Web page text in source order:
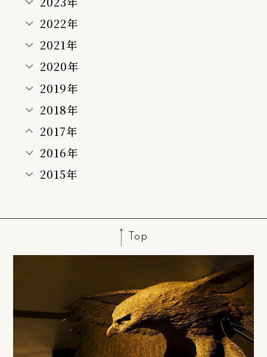
2022年
2021年
2020年
2019年
2018年
2017年
2016年
2015年
Top